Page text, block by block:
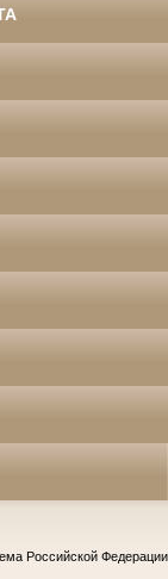
Российской